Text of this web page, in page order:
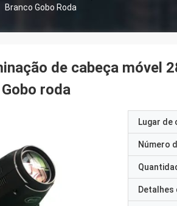
Branco Gobo Roda
de cabeça móvel
roda
Lugar de
Número
Detalhes